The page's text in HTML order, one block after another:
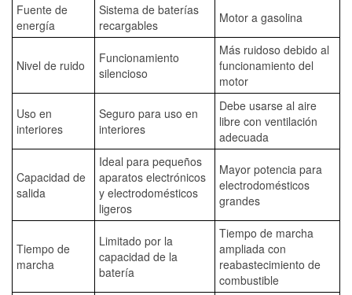
Fuente de
energía
Sistema de baterías
recargables
Motor a gasolina
Nivel de ruido
Funcionamiento
silencioso
Más ruidoso debido al
funcionamiento del
motor
Uso en
interiores
Seguro para uso en
interiores
Debe usarse al aire
libre con ventilación
adecuada
Capacidad de
salida
Ideal para pequeños
aparatos electrónicos
y electrodomésticos
ligeros
Mayor potencia para
electrodomésticos
grandes
Tiempo de
marcha
Limitado por la
capacidad de la
batería
Tiempo de marcha
ampliada con
reabastecimiento de
combustible